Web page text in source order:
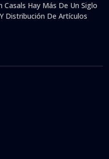
Hay Más De Un Siglo
Distribución De Artículos